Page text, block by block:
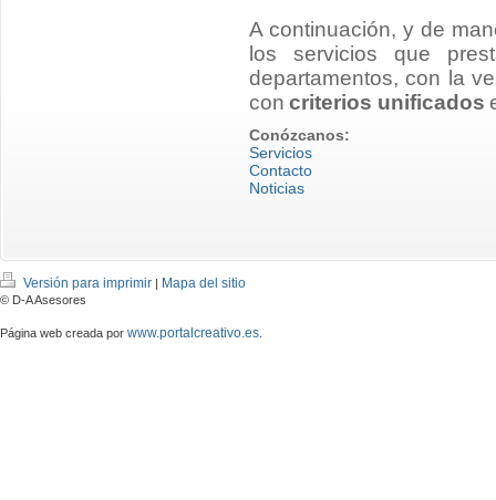
A continuación, y de
los servicios que
departamentos, con la
con criterios unificados
Conózcanos:
Servicios
Contacto
Noticias
Versión para imprimir | Mapa del sitio
© D-A Asesores
Página web creada por www.portalcreativo.es